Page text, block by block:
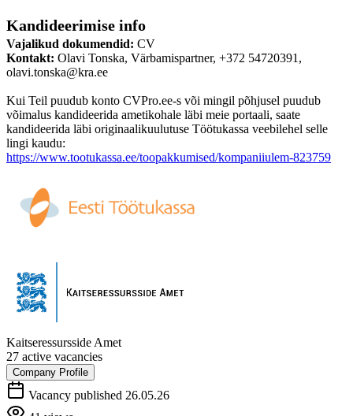
Kandideerimise info
Vajalikud dokumendid: CV
Kontakt: Olavi Tonska, Värbamispartner, +372 54720391,
olavi.tonska@kra.ee
Kui Teil puudub konto CVPro.ee-s või mingil põhjusel puudub
võimalus kandideerida ametikohale läbi meie portaali, saate
kandideerida läbi originaalikuulutuse Töötukassa veebilehel selle
lingi kaudu:
https://www.tootukassa.ee/toopakkumised/kompaniiulem-823759
Kaitseressursside Amet
27 active vacancies
Company Profile
Vacancy published 26.05.26